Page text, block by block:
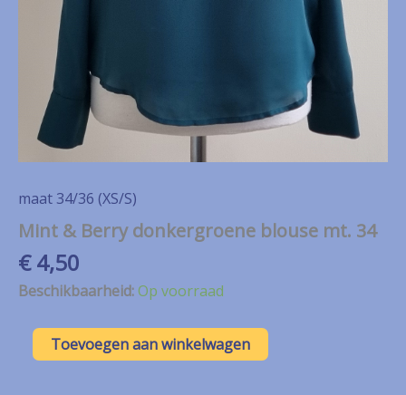
maat 34/36 (XS/S)
Mint & Berry donkergroene blouse mt. 34
€4,50
Beschikbaarheid:Op voorraad
Mint
Toevoegen aan winkelwagen